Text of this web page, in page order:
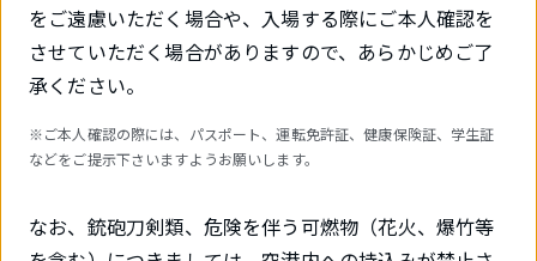
をご遠慮いただく場合や、入場する際にご本人確認を
させていただく場合がありますので、あらかじめご了
承ください。
※ご本人確認の際には、パスポート、運転免許証、健康保険証、学生証
などをご提示下さいますようお願いします。
なお、銃砲刀剣類、危険を伴う可燃物（花火、爆竹等